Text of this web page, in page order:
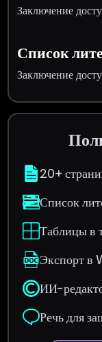
Заключение
Список
Заключение
20+
Список
Таблицы в
Экспорт в
ИИ-
Речь для